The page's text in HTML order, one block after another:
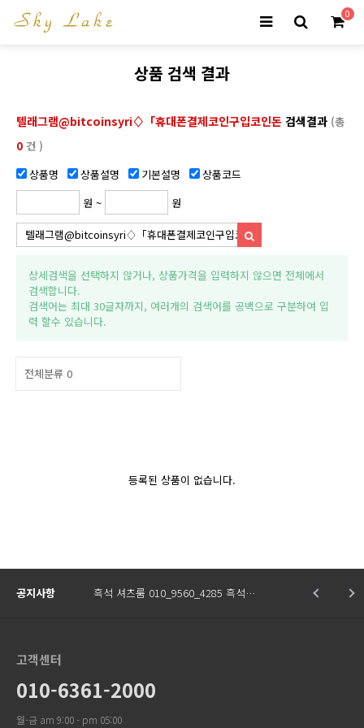
0
상품 검색 결과
텔래그램@bitcoinsyri♢「휴대폰결제코인구입코인돈 검색결과 (총
0 건 )
상품명
상품설명 기본설명
상품코드
원 ~
원
상세검색을 선택하지 않거나, 상품가격을 입력하지 않으면 전체에서
검색합니다.
검색어는 최대 30글자까지, 여러개의 검색어를 공백으로 구분하여 입
력 할수 있습니다.
전체분류 0
등록된 상품이 없습니다.
공지사항 흑석 셔츠룸 010_9560_4285 흑석…
고객센터
010-6361-2000
월-금 am 9:00 - pm 05:00